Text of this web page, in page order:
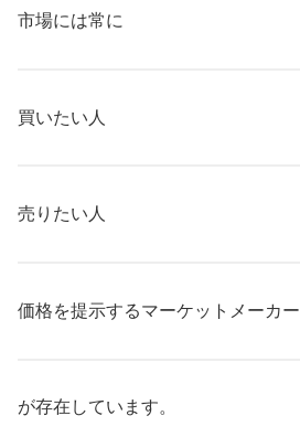
市場には常に
買いたい人
売りたい人
価格を提示するマーケットメーカー
が存在しています。